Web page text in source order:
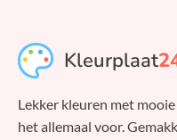
Kleurplaat
Lekker kleuren met
het allemaal voor.